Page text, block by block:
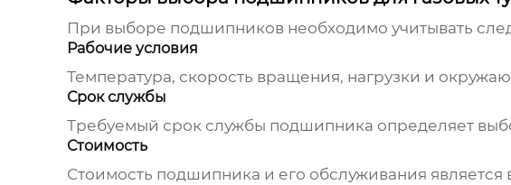
При выборе подшипников необходимо учитывать
Рабочие условия
Температура, скорость вращения, нагрузки и
Срок службы
Требуемый срок службы подшипника определяет
Стоимость
Стоимость подшипника и его обслуживания